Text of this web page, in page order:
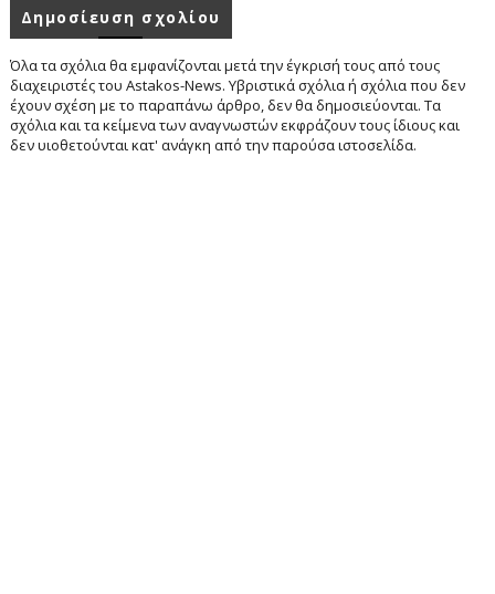
Δημοσίευση σχολίου
Όλα τα σχόλια θα εμφανίζονται μετά την έγκρισή τους από τους
διαχειριστές του Astakos-News. Υβριστικά σχόλια ή σχόλια που δεν
έχουν σχέση με το παραπάνω άρθρο, δεν θα δημοσιεύονται. Τα
σχόλια και τα κείμενα των αναγνωστών εκφράζουν τους ίδιους και
δεν υιοθετούνται κατ' ανάγκη από την παρούσα ιστοσελίδα.